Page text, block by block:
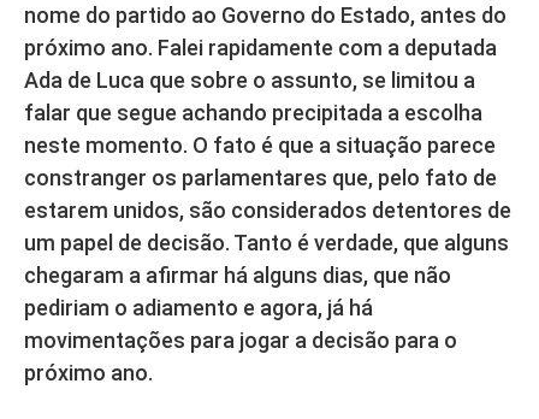
nome do partido ao Governo do Estado, antes do
próximo ano. Falei rapidamente com a deputada
Ada de Luca que sobre o assunto, se limitou a
falar que segue achando precipitada a escolha
neste momento. O fato é que a situação parece
constranger os parlamentares que, pelo fato de
estarem unidos, são considerados detentores de
um papel de decisão. Tanto é verdade, que alguns
chegaram a afirmar há alguns dias, que não
pediriam o adiamento e agora, já há
movimentações para jogar a decisão para o
próximo ano.